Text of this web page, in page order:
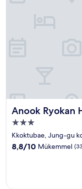
Anook Ryokan
Anook Ryokan
3.0
yıldızlı
konaklama
yeri
Kkoktubae, Jung-gu
10
8,8/10 Mükemmel